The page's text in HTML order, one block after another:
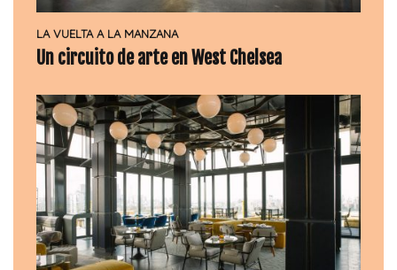
LA VUELTA A LA MANZANA
Un circuito de arte en West Chelsea